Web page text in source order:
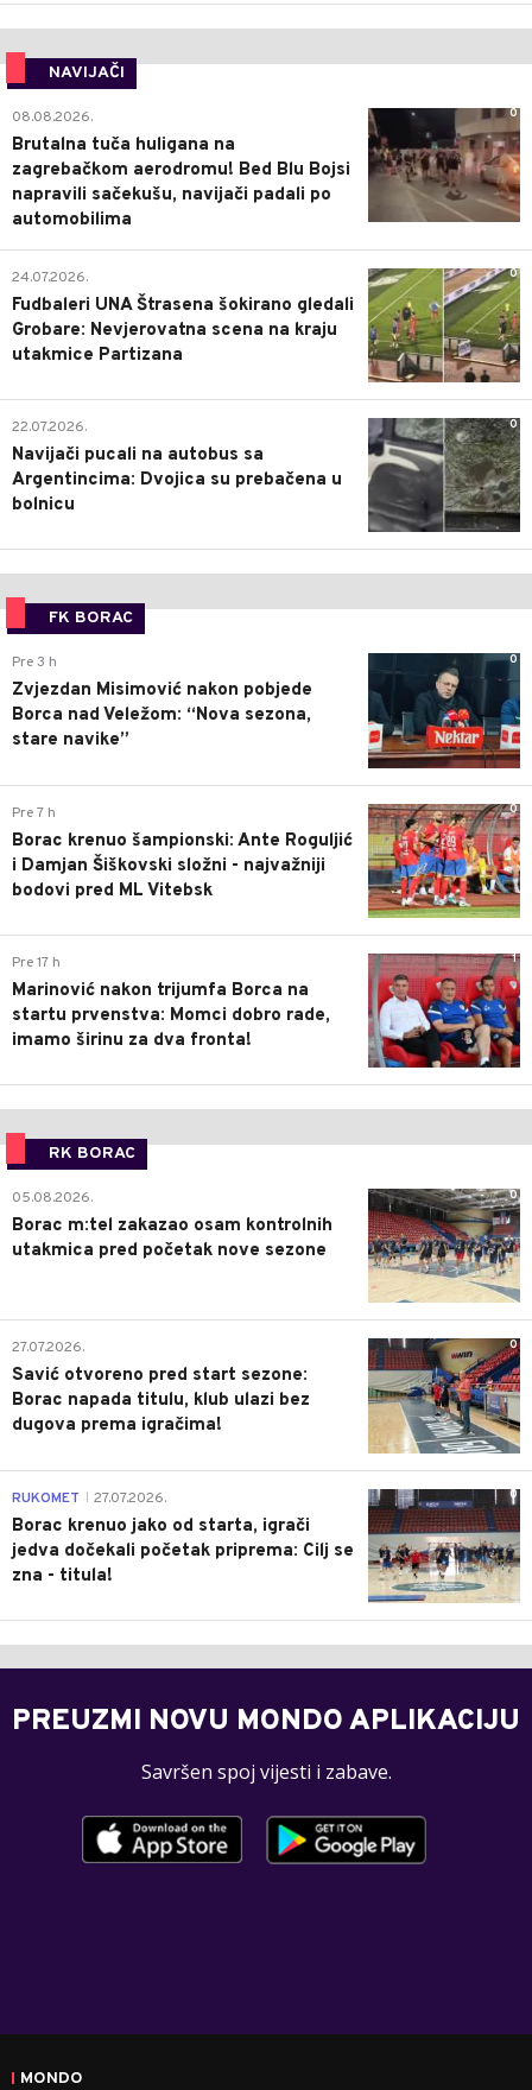
NAVIJAČI
0
08.08.2026.
Brutalna tuča huligana na
zagrebačkom aerodromu! Bed Blu Bojsi
napravili sačekušu, navijači padali po
automobilima
0
24.07.2026.
Fudbaleri UNA Štrasena šokirano gledali
Grobare: Nevjerovatna scena na kraju
utakmice Partizana
0
22.07.2026.
Navijači pucali na autobus sa
Argentincima: Dvojica su prebačena u
bolnicu
FK BORAC
0
Pre 3 h
Zvjezdan Misimović nakon pobjede
Borca nad Veležom: “Nova sezona,
stare navike”
0
Pre 7 h
Borac krenuo šampionski: Ante Roguljić
i Damjan Šiškovski složni - najvažniji
bodovi pred ML Vitebsk
1
Pre 17 h
Marinović nakon trijumfa Borca na
startu prvenstva: Momci dobro rade,
imamo širinu za dva fronta!
RK BORAC
0
05.08.2026.
Borac m:tel zakazao osam kontrolnih
utakmica pred početak nove sezone
0
27.07.2026.
Savić otvoreno pred start sezone:
Borac napada titulu, klub ulazi bez
dugova prema igračima!
0
RUKOMET 27.07.2026.
Borac krenuo jako od starta, igrači
jedva dočekali početak priprema: Cilj se
zna - titula!
PREUZMI NOVU MONDO APLIKACIJU
Savršen spoj vijesti i zabave.
MONDO